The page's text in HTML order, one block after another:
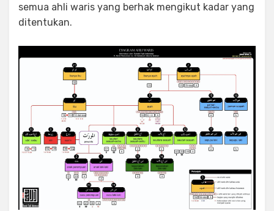
semua ahli waris yang berhak mengikut kadar yang
ditentukan.